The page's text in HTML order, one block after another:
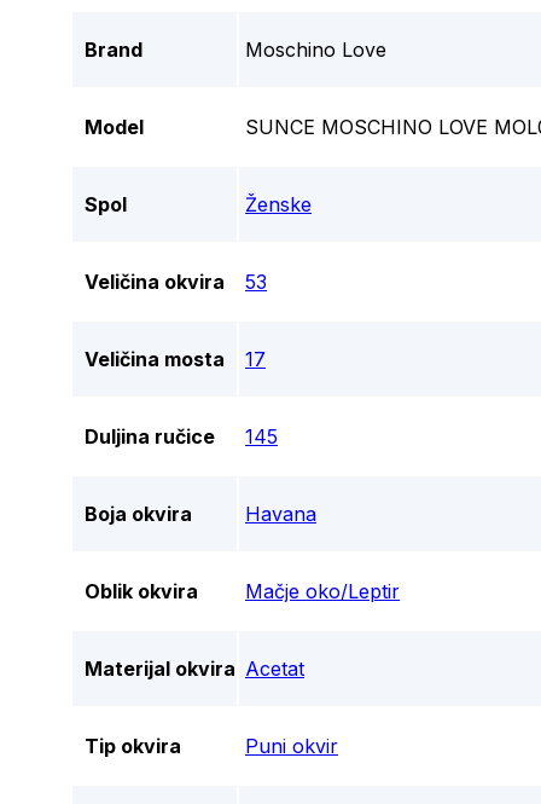
Brand Moschino Love
Model SUNCE MOSCHINO LOVE
Spol Ženske
Veličina okvira 53
Veličina mosta 17
Duljina ručice 145
Boja okvira Havana
Oblik okvira Mačje oko/Leptir
Materijal okvira Acetat
Tip okvira Puni okvir